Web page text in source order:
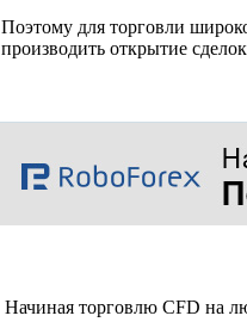
Поэтому для торговли
производить открытие
Начиная торговлю CFD на